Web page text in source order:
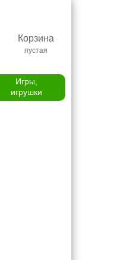
Корзина
пустая
Игры,
игрушки